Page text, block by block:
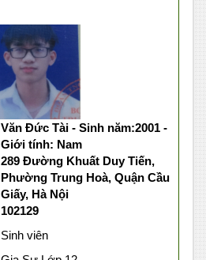
Văn Đức Tài - Sinh năm:2001 -
Giới tính: Nam
289 Đường Khuất Duy Tiến,
Phường Trung Hoà, Quận Cầu
Giấy, Hà Nội
102129
Sinh viên